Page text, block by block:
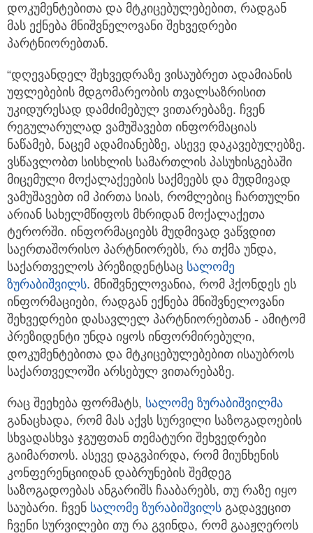
დოკუმენტებითა და მტკიცებულებებით, რადგან
მას ექნება მნიშვნელოვანი შეხვედრები
პარტნიორებთან.
“დღევანდელ შეხვედრაზე ვისაუბრეთ ადამიანის
უფლებების მდგომარეობის თვალსაზრისით
უკიდურესად დამძიმებულ ვითარებაზე. ჩვენ
რეგულარულად ვამუშავებთ ინფორმაციას
ნაწამებ, ნაცემ ადამიანებზე, ასევე დაკავებულებზე.
ვსწავლობთ სისხლის სამართლის პასუხისგებაში
მიცემული მოქალაქეების საქმეებს და მუდმივად
ვამუშავებთ იმ პირთა სიას, რომლებიც ჩართულნი
არიან სახელმწიფოს მხრიდან მოქალაქეთა
ტერორში. ინფორმაციებს მუდმივად ვაწვდით
საერთაშორისო პარტნიორებს, რა თქმა უნდა,
საქართველოს პრეზიდენტსაც სალომე
ზურაბიშვილს. მნიშვნელოვანია, რომ ჰქონდეს ეს
ინფორმაციები, რადგან ექნება მნიშვნელოვანი
შეხვედრები დასავლელ პარტნიორებთან - ამიტომ
პრეზიდენტი უნდა იყოს ინფორმირებული,
დოკუმენტებითა და მტკიცებულებებით ისაუბროს
საქართველოში არსებულ ვითარებაზე.
რაც შეეხება ფორმატს, სალომე ზურაბიშვილმა
განაცხადა, რომ მას აქვს სურვილი საზოგადოების
სხვადასხვა ჯგუფთან თემატური შეხვედრები
გაიმართოს. ასევე დაგვპირდა, რომ მიუნხენის
კონფერენციიდან დაბრუნების შემდეგ
საზოგადოებას ანგარიშს ჩააბარებს, თუ რაზე იყო
საუბარი. ჩვენ სალომე ზურაბიშვილს გადავეცით
ჩვენი სურვილები თუ რა გვინდა, რომ გააჟღეროს